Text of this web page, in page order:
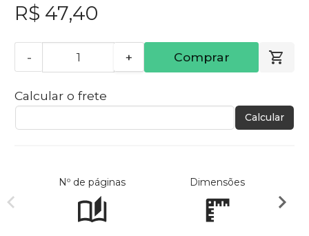
R$ 47,40
- + Comprar
Calcular o frete
Calcular
Nº de páginas Dimensões